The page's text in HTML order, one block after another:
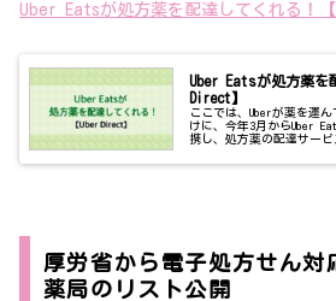
Uber Eatsが処方薬を配達してくれる！
Uber Eatsが処方薬を
Direct】
ここでは、Uberが薬を運
けに、今年3月からUber
携し、処方薬の配達サービ
いたします。もはや病院
受診し、処方薬を配...
厚労省から電子処方せん対
薬局のリスト公開